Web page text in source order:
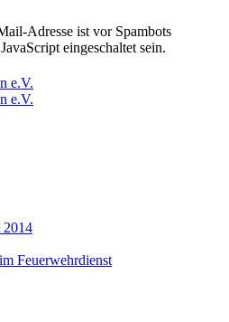
Adresse ist vor Spambots
eingeschaltet sein.
2014
Feuerwehrdienst